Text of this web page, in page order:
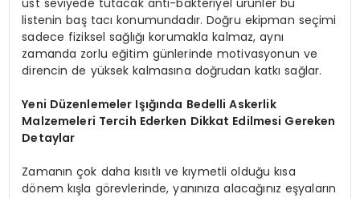
üst seviyede tutacak anti-bakteriyel ürünler bu
listenin baş tacı konumundadır. Doğru ekipman seçimi
sadece fiziksel sağlığı korumakla kalmaz, aynı
zamanda zorlu eğitim günlerinde motivasyonun ve
direncin de yüksek kalmasına doğrudan katkı sağlar.
Yeni Düzenlemeler Işığında Bedelli Askerlik
Malzemeleri Tercih Ederken Dikkat Edilmesi Gereken
Detaylar
Zamanın çok daha kısıtlı ve kıymetli olduğu kısa
dönem kışla görevlerinde, yanınıza alacağınız eşyaların